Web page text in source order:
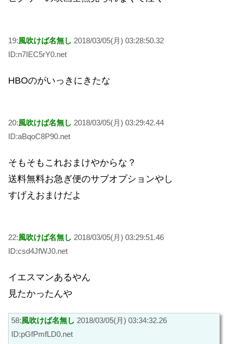
19:風吹けば名無し 2018/03/05(月) 03:28:50.32
ID:n7IEC5rY0.net
HBOのがいっきにきたな
20:風吹けば名無し 2018/03/05(月) 03:29:42.44
ID:aBqoC8P90.net
そもそもこれおまけやからな？
送料無料お急ぎ便のサブオプションやし
すげえおまけだよ
22:風吹けば名無し 2018/03/05(月) 03:29:51.46
ID:csd4JfWJ0.net
イエスマンあるやん
見たかったんや
58:風吹けば名無し 2018/03/05(月) 03:34:32.26
ID:pGfPmfLD0.net